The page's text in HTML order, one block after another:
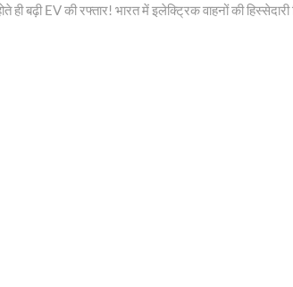
ही बढ़ी EV की रफ्तार! भारत में इलेक्ट्रिक वाहनों की हिस्सेदारी